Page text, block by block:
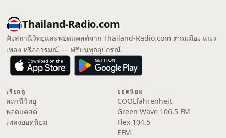
Thailand-Radio.com
ฟังสถานีวิทยุและพอดแคสต์จาก Thailand-Radio.com ตามเมือง แนว
เพลง หรืออารมณ์ — ฟรีบนทุกอุปกรณ์
เรียกดู
สถานีวิทยุ
พอดแคสต์
เพลงยอดนิยม
ยอดนิยม
COOLfahrenheit
Green Wave 106.5 FM
Flex 104.5
EFM